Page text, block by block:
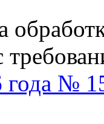
года №